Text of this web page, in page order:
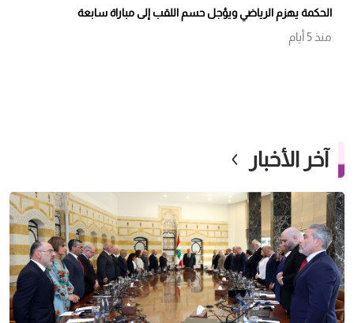
الحكمة يهزم الرياضي ويؤجل حسم اللقب إلى مباراة سابعة
منذ 5 أيام
آخر الأخبار